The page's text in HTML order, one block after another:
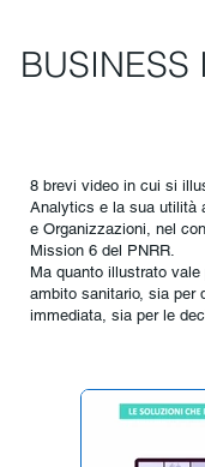
BUSINESS
8 brevi video in cui si
Analytics e la sua utilità
e Organizzazioni, nel
Mission 6 del PNRR.
Ma quanto illustrato
ambito sanitario, sia per
immediata, sia per le